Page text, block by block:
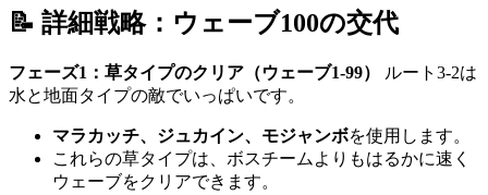
📝 詳細戦略：ウェーブ100の交代
フェーズ1：草タイプのクリア（ウェーブ1-99）
ルート3-2は
水と地面タイプの敵でいっぱいです。
マラカッチ、ジュカイン、モジャンボを使用します。
これらの草タイプは、ボスチームよりもはるかに速く
ウェーブをクリアできます。